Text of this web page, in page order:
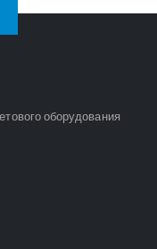
оборудования